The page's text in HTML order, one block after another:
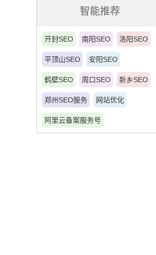
智能推荐
开封SEO 南阳SEO 洛阳SEO
平顶山SEO 安阳SEO
鹤壁SEO 周口SEO 新乡SEO
郑州SEO服务 网站优化
阿里云备案服务号